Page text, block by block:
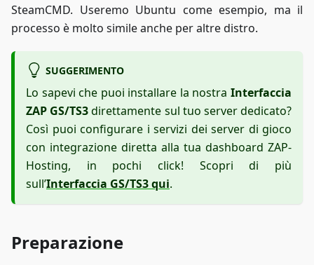
SteamCMD. Useremo Ubuntu come esempio, ma il
processo è molto simile anche per altre distro.
SUGGERIMENTO
Lo sapevi che puoi installare la nostra Interfaccia
ZAP GS/TS3direttamente sul tuo server dedicato?
Così puoi configurare i servizi dei server di gioco
con integrazione diretta alla tua dashboard ZAP-
Hosting, in pochi click! Scopri di più
sull’Interfaccia GS/TS3 qui.
Preparazione